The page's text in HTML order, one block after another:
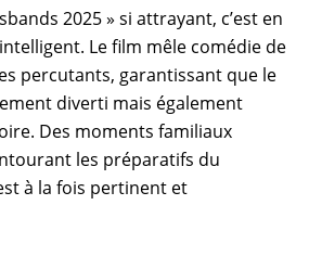
2025 » si attrayant, c’est en
Le film mêle comédie de
percutants, garantissant que le
diverti mais également
Des moments familiaux
les préparatifs du
à la fois pertinent et